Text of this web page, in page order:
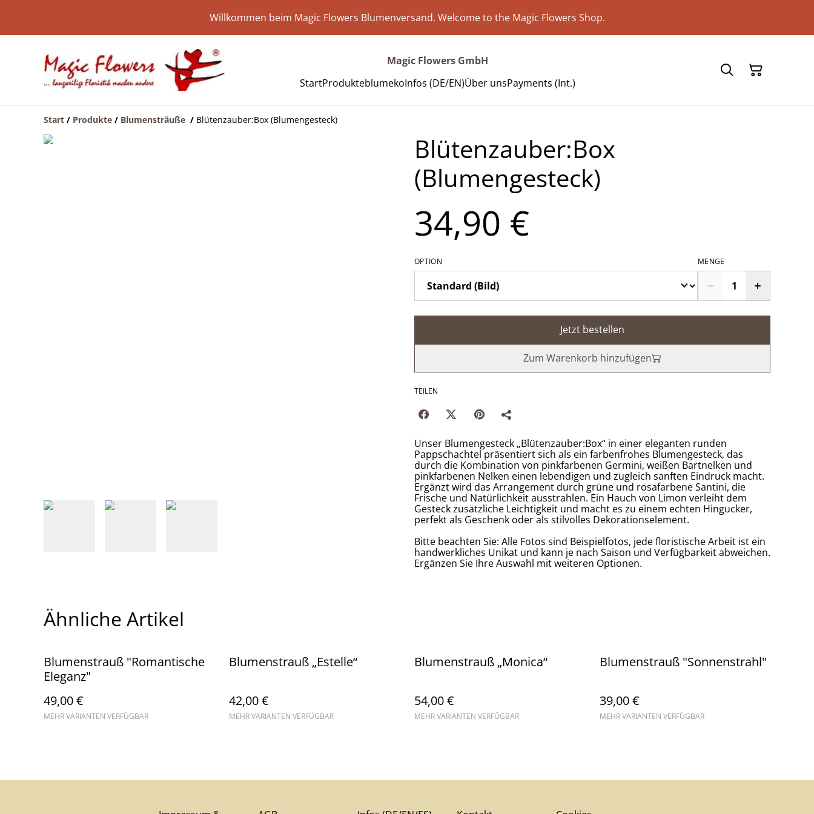
Willkommen beim Magic Flowers Blumenversand. Welcome to the Magic Flowers Shop.
Magic Flowers GmbH
StartProdukteblumekoInfos (DE/EN)Über unsPayments (Int.)
Start / Produkte / Blumensträuße / Blütenzauber:Box (Blumengesteck)
Blütenzauber:Box
(Blumengesteck)
34,90 €
OPTION MENGE
Jetzt bestellen
Zum Warenkorb hinzufügen
TEILEN
Unser Blumengesteck „Blütenzauber:Box“ in einer eleganten runden
Pappschachtel präsentiert sich als ein farbenfrohes Blumengesteck, das
durch die Kombination von pinkfarbenen Germini, weißen Bartnelken und
pinkfarbenen Nelken einen lebendigen und zugleich sanften Eindruck macht.
Ergänzt wird das Arrangement durch grüne und rosafarbene Santini, die
Frische und Natürlichkeit ausstrahlen. Ein Hauch von Limon verleiht dem
Gesteck zusätzliche Leichtigkeit und macht es zu einem echten Hingucker,
perfekt als Geschenk oder als stilvolles Dekorationselement.
Bitte beachten Sie: Alle Fotos sind Beispielfotos, jede floristische Arbeit ist ein
handwerkliches Unikat und kann je nach Saison und Verfügbarkeit abweichen.
Ergänzen Sie Ihre Auswahl mit weiteren Optionen.
Ähnliche Artikel
Blumenstrauß "Romantische
Eleganz"
49,00 €
MEHR VARIANTEN VERFÜGBAR
Blumenstrauß „Estelle“
42,00 €
MEHR VARIANTEN VERFÜGBAR
Blumenstrauß „Monica“
54,00 €
MEHR VARIANTEN VERFÜGBAR
Blumenstrauß "Sonnenstrahl"
39,00 €
MEHR VARIANTEN VERFÜGBAR